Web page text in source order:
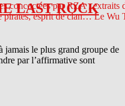
LAST ROCK
jamais le plus grand groupe de
par l’affirmative sont